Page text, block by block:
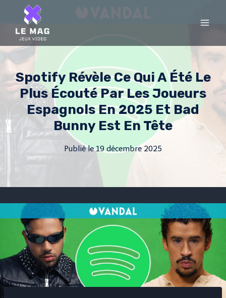
content
Spotify Révèle Ce Qui A Été Le
Plus Écouté Par Les Joueurs
Espagnols En 2025 Et Bad
Bunny Est En Tête
Publié le19 décembre 2025